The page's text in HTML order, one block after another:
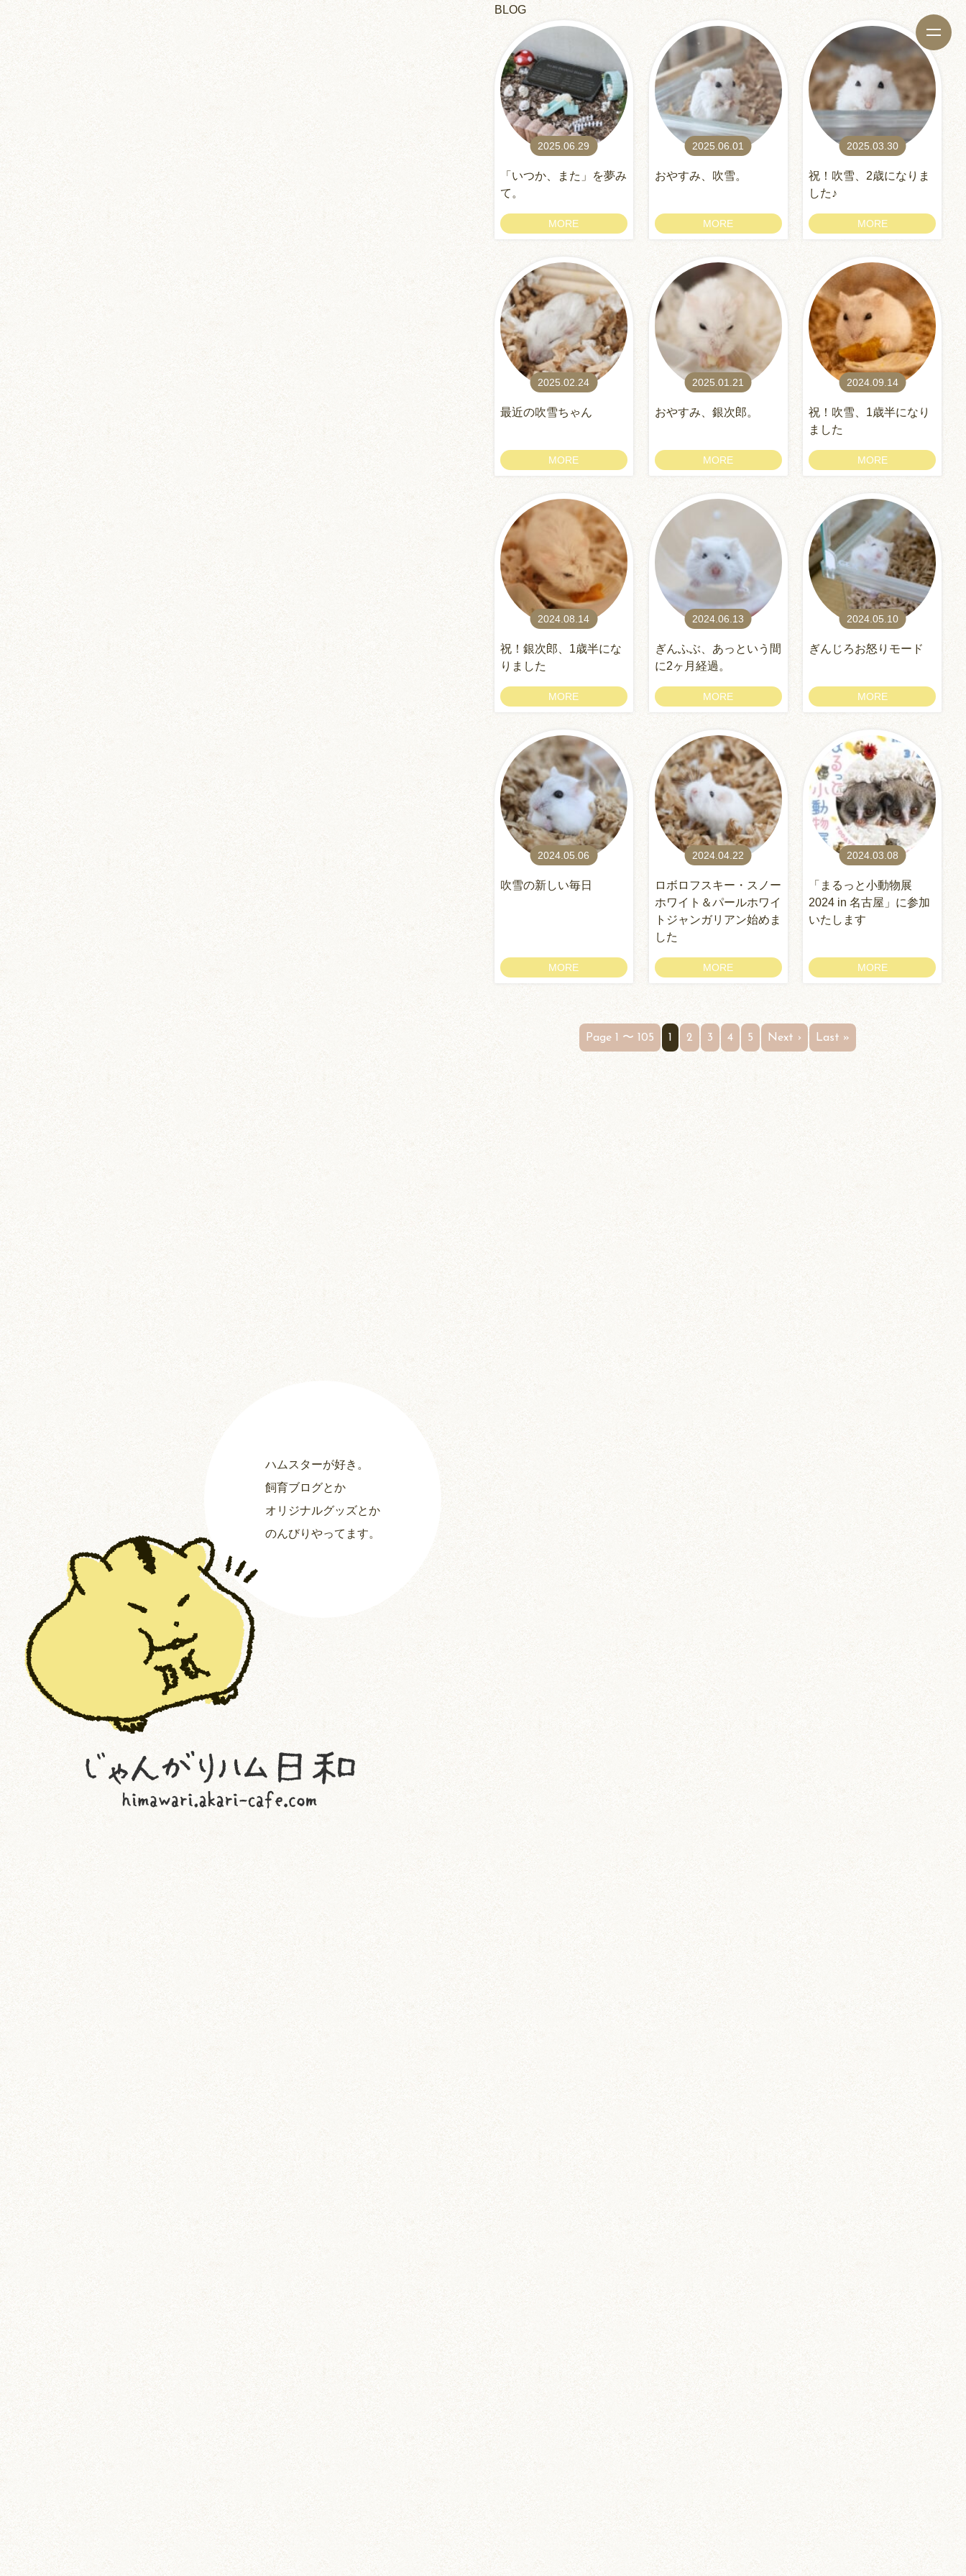
ハムスターが好き。
飼育ブログとか
オリジナルグッズとか
のんびりやってます。
BLOG
2025.06.29
「いつか、また」を夢み
て。
MORE
2025.06.01
おやすみ、吹雪。
MORE
2025.03.30
祝！吹雪、2歳になりま
した♪
MORE
2025.02.24
最近の吹雪ちゃん
MORE
2025.01.21
おやすみ、銀次郎。
MORE
2024.09.14
祝！吹雪、1歳半になり
ました
MORE
2024.08.14
祝！銀次郎、1歳半にな
りました
MORE
2024.06.13
ぎんふぶ、あっという間
に2ヶ月経過。
MORE
2024.05.10
ぎんじろお怒りモード
MORE
2024.05.06
吹雪の新しい毎日
MORE
2024.04.22
ロボロフスキー・スノー
ホワイト＆パールホワイ
トジャンガリアン始めま
した
MORE
2024.03.08
「まるっと小動物展
2024 in 名古屋」に参加
いたします
MORE
Page 1 〜 105 1 2 3 4 5 Next › Last »
その他 (3)
イベント情報 (2)
ちとせ (107)
吹雪 (7)
プディング (726)
ロボロフスキー (212)
日常 (1,191)
KURIMARU
NODOKA
CHITOSE
CHATARO
IZUMO & OKUNI
ARARE
KISUKE